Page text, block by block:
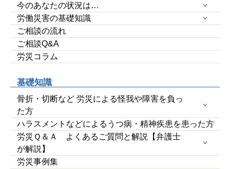
今のあなたの状況は…
労働災害の基礎知識
ご相談の流れ
ご相談Q&A
労災コラム
基礎知識
骨折・切断など 労災による怪我や障害を負っ
た方
ハラスメントなどによるうつ病・精神疾患を患った方
労災Ｑ＆Ａ よくあるご質問と解説【弁護士
が解説】
労災事例集